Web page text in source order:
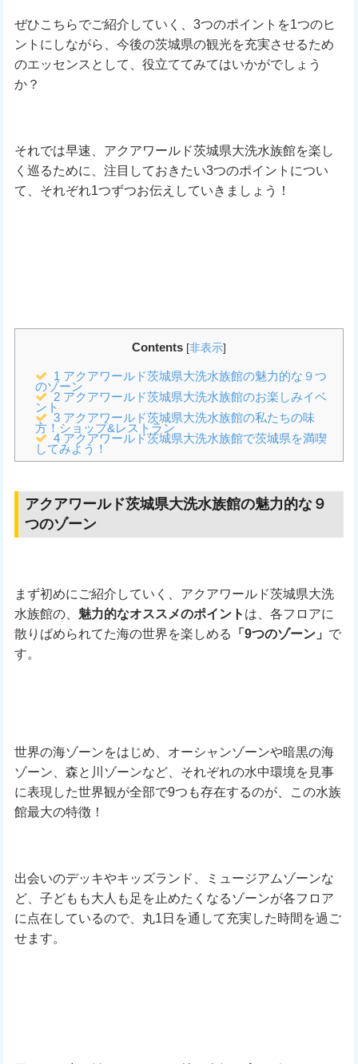
ぜひこちらでご紹介していく、3つのポイントを1つのヒ
ントにしながら、今後の茨城県の観光を充実させるため
のエッセンスとして、役立ててみてはいかがでしょう
か？
それでは早速、アクアワールド茨城県大洗水族館を楽し
く巡るために、注目しておきたい3つのポイントについ
て、それぞれ1つずつお伝えしていきましょう！
Contents [非表示]
1 アクアワールド茨城県大洗水族館の魅力的な９つ
のゾーン
2アクアワールド茨城県大洗水族館のお楽しみイベ
ント
3アクアワールド茨城県大洗水族館の私たちの味
方！ショップ&レストラン
4アクアワールド茨城県大洗水族館で茨城県を満喫
してみよう！
アクアワールド茨城県大洗水族館の魅力的な９
つのゾーン
まず初めにご紹介していく、アクアワールド茨城県大洗
水族館の、 魅力的なオススメのポイント は、各フロアに
散りばめられてた海の世界を楽しめる 「9つのゾーン」 で
す。
世界の海ゾーンをはじめ、オーシャンゾーンや暗黒の海
ゾーン、森と川ゾーンなど、それぞれの水中環境を見事
に表現した世界観が全部で9つも存在するのが、この水族
館最大の特徴！
出会いのデッキやキッズランド、ミュージアムゾーンな
ど、子どもも大人も足を止めたくなるゾーンが各フロア
に点在しているので、丸1日を通して充実した時間を過ご
せます。